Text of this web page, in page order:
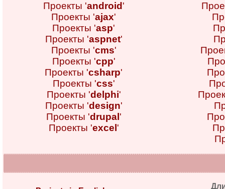
Проекты 'android '
Проекты 'ajax'
Проекты 'asp'
Проекты 'aspnet'
Проекты 'cms'
Проекты 'cpp'
Проекты 'csharp'
Проекты 'css'
Проекты 'delphi'
Проекты 'design'
Проекты 'drupal '
Проекты 'excel '